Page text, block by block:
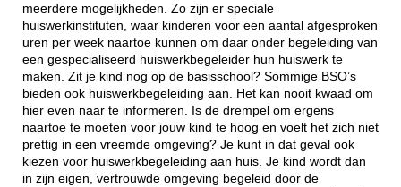
meerdere mogelijkheden. Zo zijn er speciale
huiswerkinstituten, waar kinderen voor een aantal afgesproken
uren per week naartoe kunnen om daar onder begeleiding van
een gespecialiseerd huiswerkbegeleider hun huiswerk te
maken. Zit je kind nog op de basisschool? Sommige BSO’s
bieden ook huiswerkbegeleiding aan. Het kan nooit kwaad om
hier even naar te informeren. Is de drempel om ergens
naartoe te moeten voor jouw kind te hoog en voelt het zich niet
prettig in een vreemde omgeving? Je kunt in dat geval ook
kiezen voor huiswerkbegeleiding aan huis. Je kind wordt dan
in zijn eigen, vertrouwde omgeving begeleid door de